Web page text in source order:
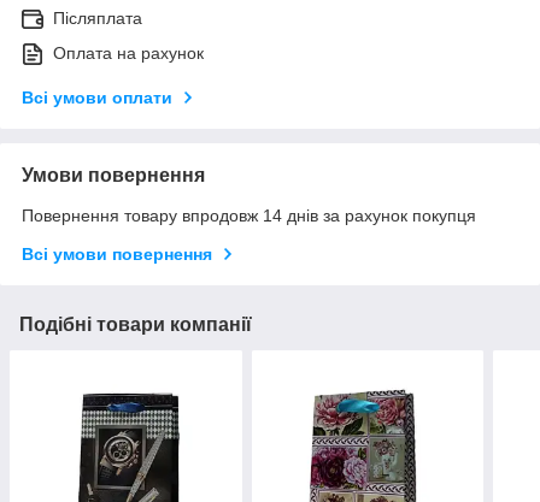
Післяплата
Оплата на рахунок
Всі умови оплати
Умови повернення
Повернення товару впродовж 14 днів за рахунок покупця
Всі умови повернення
Подібні товари компанії